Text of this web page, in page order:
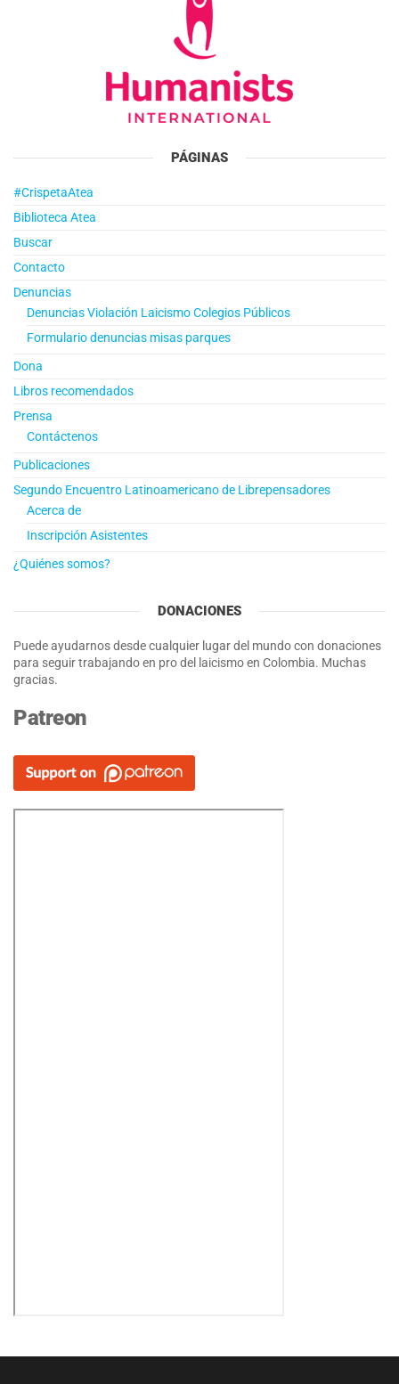
PÁGINAS
#CrispetaAtea
Biblioteca Atea
Buscar
Contacto
Denuncias
Denuncias Violación Laicismo Colegios Públicos
Formulario denuncias misas parques
Dona
Libros recomendados
Prensa
Contáctenos
Publicaciones
Segundo Encuentro Latinoamericano de Librepensadores
Acerca de
Inscripción Asistentes
¿Quiénes somos?
DONACIONES
Puede ayudarnos desde cualquier lugar del mundo con donaciones
para seguir trabajando en pro del laicismo en Colombia. Muchas
gracias.
Patreon